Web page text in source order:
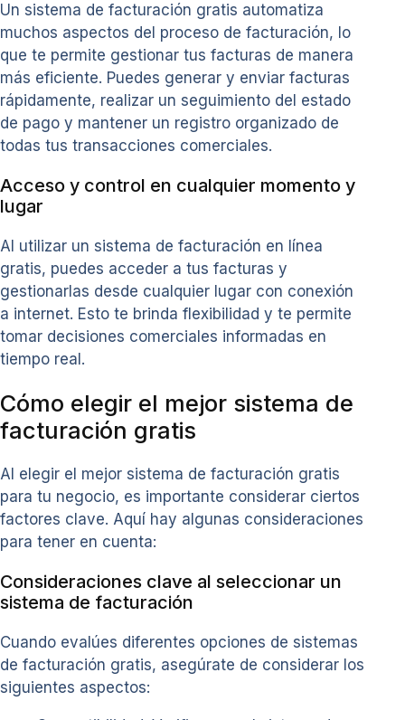
Un sistema de facturación gratis automatiza
muchos aspectos del proceso de facturación, lo
que te permite gestionar tus facturas de manera
más eficiente. Puedes generar y enviar facturas
rápidamente, realizar un seguimiento del estado
de pago y mantener un registro organizado de
todas tus transacciones comerciales.
Acceso y control en cualquier momento y
lugar
Al utilizar un sistema de facturación en línea
gratis, puedes acceder a tus facturas y
gestionarlas desde cualquier lugar con conexión
a internet. Esto te brinda flexibilidad y te permite
tomar decisiones comerciales informadas en
tiempo real.
Cómo elegir el mejor sistema de
facturación gratis
Al elegir el mejor sistema de facturación gratis
para tu negocio, es importante considerar ciertos
factores clave. Aquí hay algunas consideraciones
para tener en cuenta:
Consideraciones clave al seleccionar un
sistema de facturación
Cuando evalúes diferentes opciones de sistemas
de facturación gratis, asegúrate de considerar los
siguientes aspectos: